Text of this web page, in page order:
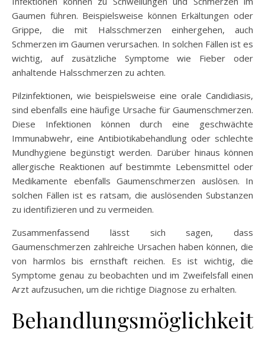
Gaumen führen. Beispielsweise können Erkältungen oder
Grippe, die mit Halsschmerzen einhergehen, auch
Schmerzen im Gaumen verursachen. In solchen Fällen ist es
wichtig, auf zusätzliche Symptome wie Fieber oder
anhaltende Halsschmerzen zu achten.
Pilzinfektionen, wie beispielsweise eine orale Candidiasis,
sind ebenfalls eine häufige Ursache für Gaumenschmerzen.
Diese Infektionen können durch eine geschwächte
Immunabwehr, eine Antibiotikabehandlung oder schlechte
Mundhygiene begünstigt werden. Darüber hinaus können
allergische Reaktionen auf bestimmte Lebensmittel oder
Medikamente ebenfalls Gaumenschmerzen auslösen. In
solchen Fällen ist es ratsam, die auslösenden Substanzen
zu identifizieren und zu vermeiden.
Zusammenfassend lässt sich sagen, dass
Gaumenschmerzen zahlreiche Ursachen haben können, die
von harmlos bis ernsthaft reichen. Es ist wichtig, die
Symptome genau zu beobachten und im Zweifelsfall einen
Arzt aufzusuchen, um die richtige Diagnose zu erhalten.